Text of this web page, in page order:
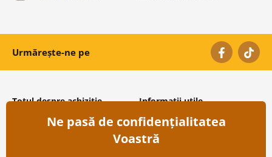
Urmărește-ne pe
Totul despre achiziție
Condiții și termeni generali
Protecția datelor personale
Transport și modalități de plată
Informații utile
Despre noi
Întrebări frecvente
Contacte
Ne pasă de confidențialitatea
Voastră